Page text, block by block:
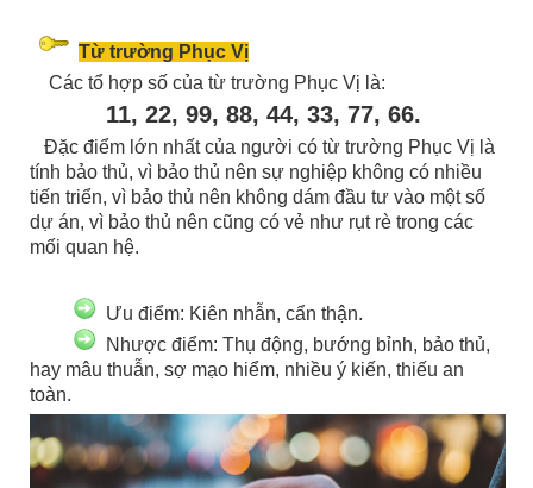
Từ trường Phục Vị
Các tổ hợp số của từ trường Phục Vị là:
11, 22, 99, 88, 44, 33, 77, 66.
Đặc điểm lớn nhất của người có từ trường Phục Vị là
tính bảo thủ, vì bảo thủ nên sự nghiệp không có nhiều
tiến triển, vì bảo thủ nên không dám đầu tư vào một số
dự án, vì bảo thủ nên cũng có vẻ như rụt rè trong các
mối quan hệ.
Ưu điểm: Kiên nhẫn, cẩn thận.
Nhược điểm: Thụ động, bướng bỉnh, bảo thủ,
hay mâu thuẫn, sợ mạo hiểm, nhiều ý kiến, thiếu an
toàn.